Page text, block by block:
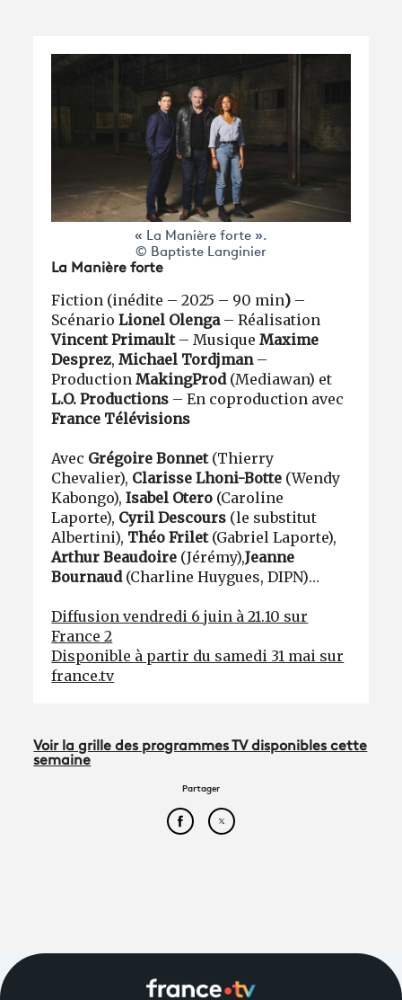
« La Manière forte ».
© Baptiste Langinier
La Manière forte
Fiction (inédite – 2025 – 90 min) –
ScénarioLionel Olenga– Réalisation
Vincent Primault– MusiqueMaxime
Desprez, Michael Tordjman–
ProductionMakingProd(Mediawan) et
L.O. Productions – En coproduction avec
France Télévisions
Avec Grégoire Bonnet(Thierry
Chevalier), Clarisse Lhoni-Botte (Wendy
Kabongo),Isabel Otero (Caroline
Laporte), Cyril Descours (le substitut
Albertini), Théo Frilet(Gabriel Laporte),
Arthur Beaudoire (Jérémy),Jeanne
Bournaud(Charline Huygues, DIPN)…
Diffusion vendredi 6 juin à 21.10 sur
France 2
Disponible à partir du samedi 31 mai sur
france.tv
Voir la grille des programmes TV disponibles cette
semaine
Partager
Partager cet article sur
Partager cet article sur